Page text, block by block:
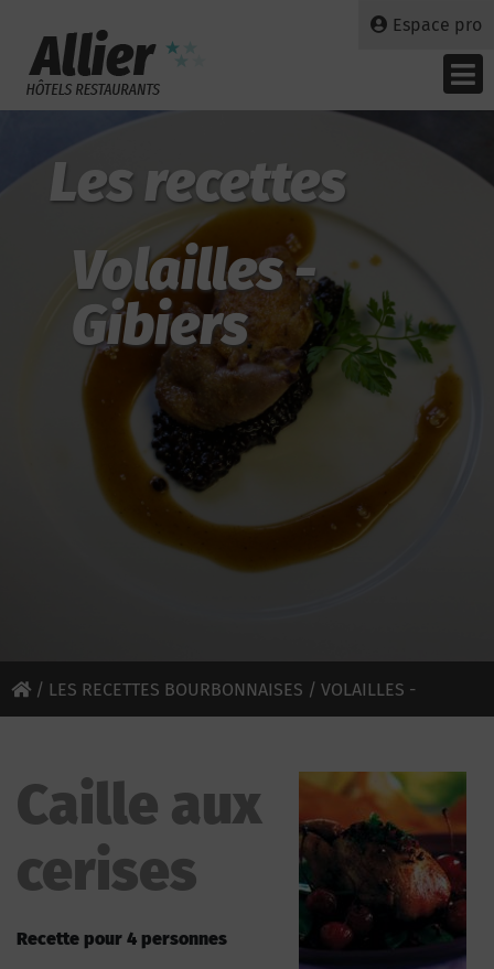
Espace pro
Les recettes
Volailles -
Gibiers
/ LES RECETTES BOURBONNAISES / VOLAILLES -
Caille aux
cerises
Recette pour 4 personnes